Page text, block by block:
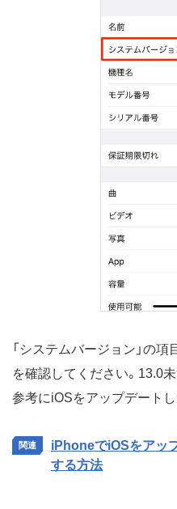
「システムバージョン」の
を確認してください。13.0
参考にiOSをアップデートし
iPhoneでiOSをアッ
する方法